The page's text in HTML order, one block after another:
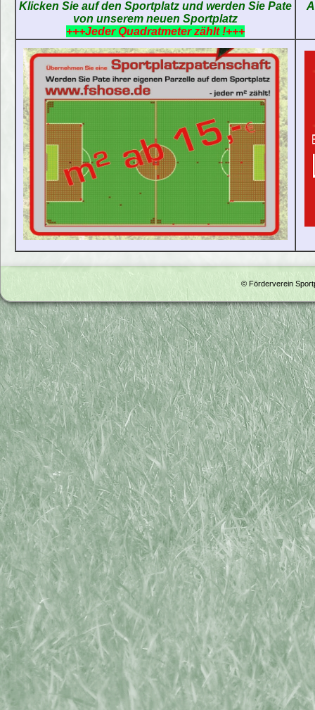
Klicken Sie auf den Sportplatz und werden Sie Pate
von unserem neuen Sportplatz
+++Jeder Quadratmeter zählt !+++
© Förderverein